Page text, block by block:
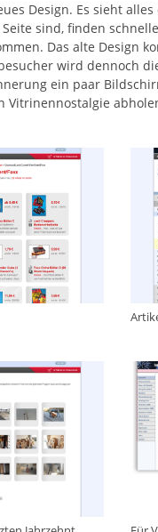
Design. Es sieht
sind, finden
Das alte Design
wird dennoch
ein paar
Vitrinennostalgie